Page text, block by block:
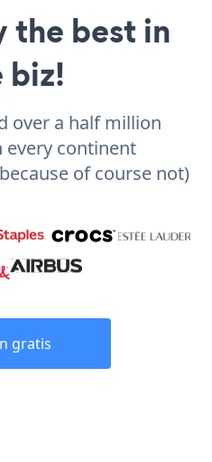
the best in
biz!
over a half million
every continent
of course not)
gratis